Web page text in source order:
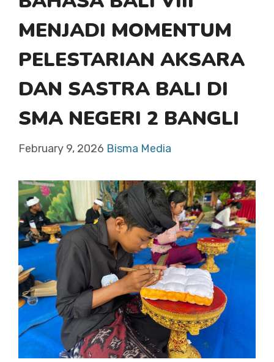
MENJADI MOMENTUM
PELESTARIAN AKSARA
DAN SASTRA BALI DI
SMA NEGERI 2 BANGLI
February 9, 2026 Bisma Media